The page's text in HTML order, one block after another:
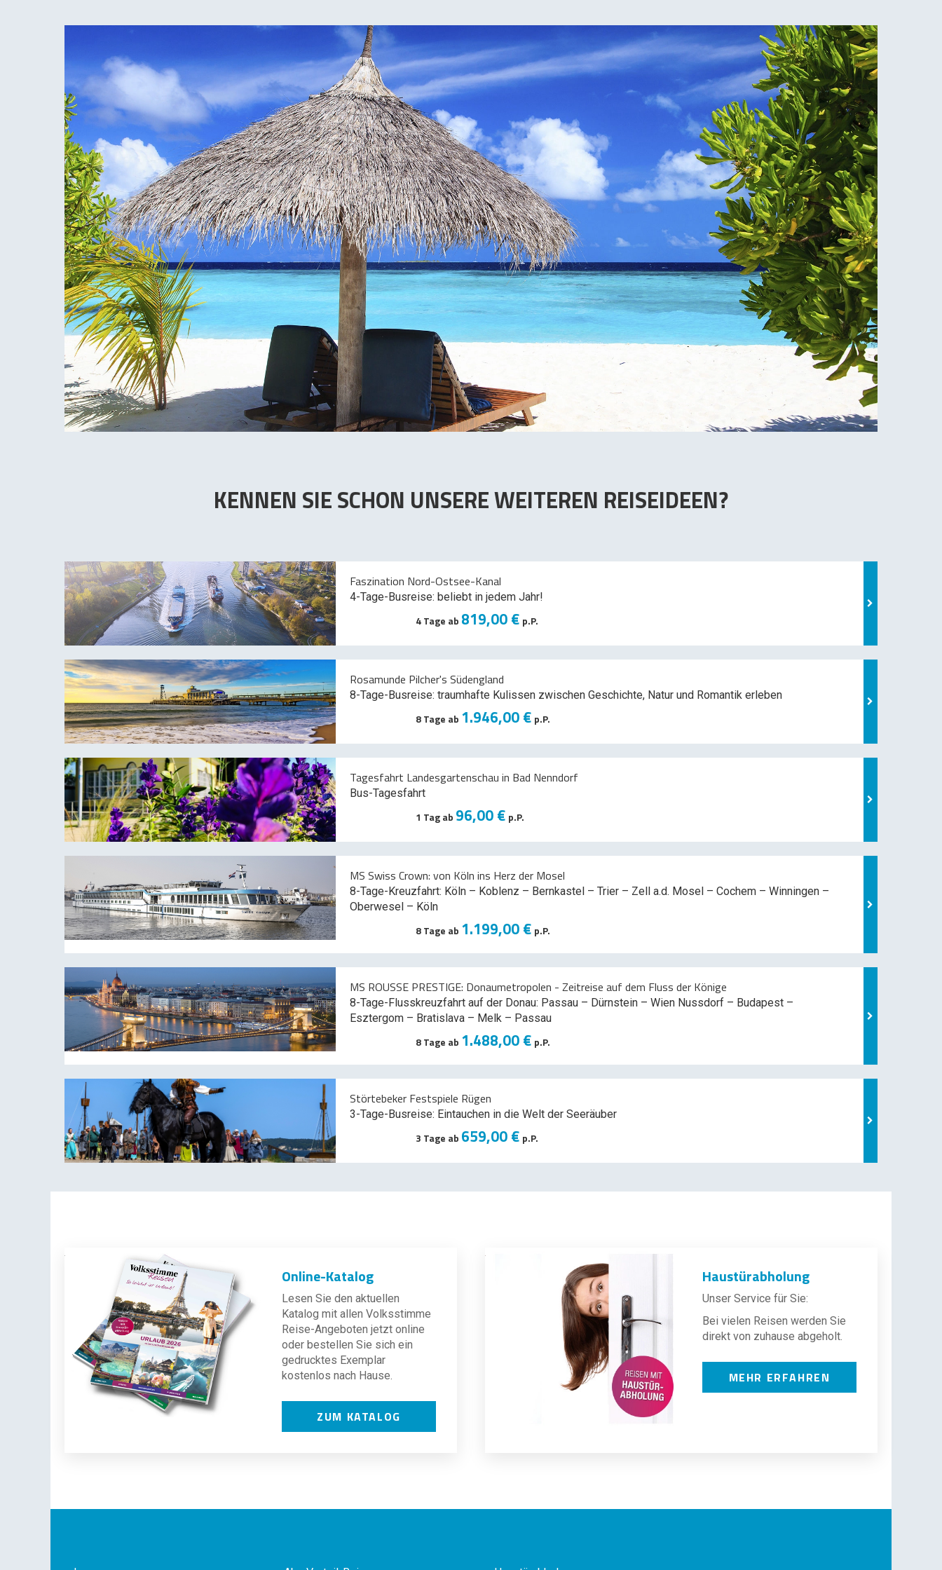
KENNEN SIE SCHON UNSERE WEITEREN REISEIDEEN?
Faszination Nord-Ostsee-Kanal
4-Tage-Busreise: beliebt in jedem Jahr!
4 Tage ab 819,00 € p.P.
Rosamunde Pilcher's Südengland
8-Tage-Busreise: traumhafte Kulissen zwischen Geschichte, Natur und Romantik erleben
8 Tage ab 1.946,00 € p.P.
Tagesfahrt Landesgartenschau in Bad Nenndorf
Bus-Tagesfahrt
1 Tag ab 96,00 € p.P.
MS Swiss Crown: von Köln ins Herz der Mosel
8-Tage-Kreuzfahrt: Köln – Koblenz – Bernkastel – Trier – Zell a.d. Mosel – Cochem – Winningen –
Oberwesel – Köln
8 Tage ab 1.199,00 € p.P.
MS ROUSSE PRESTIGE: Donaumetropolen - Zeitreise auf dem Fluss der Könige
8-Tage-Flusskreuzfahrt auf der Donau: Passau – Dürnstein – Wien Nussdorf – Budapest –
Esztergom – Bratislava – Melk – Passau
8 Tage ab 1.488,00 € p.P.
Störtebeker Festspiele Rügen
3-Tage-Busreise: Eintauchen in die Welt der Seeräuber
3 Tage ab 659,00 € p.P.
Online-Katalog
Lesen Sie den aktuellen
Katalog mit allen Volksstimme
Reise-Angeboten jetzt online
oder bestellen Sie sich ein
gedrucktes Exemplar
kostenlos nach Hause.
ZUM KATALOG
Haustürabholung
Unser Service für Sie:
Bei vielen Reisen werden Sie
direkt von zuhause abgeholt.
MEHR ERFAHREN